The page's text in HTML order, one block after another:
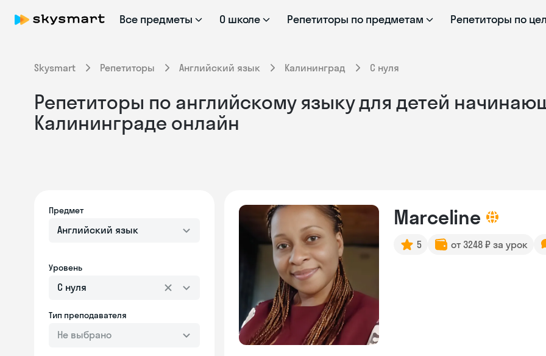
Все предметы О школе Репетиторы по предметам Репетиторы по
Skysmart Репетиторы Английский язык Калининград С нуля
Репетиторы по английскому языку для детей
Калининграде онлайн
Предмет
Английский язык
Уровень
С нуля
Тип преподавателя
Не выбрано
Marceline
5 от 3248 ₽ за урок